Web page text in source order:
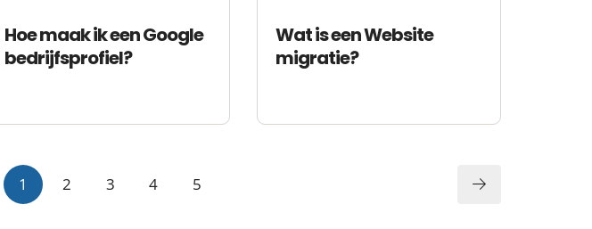
Hoe maak ik een Google
bedrijfsprofiel?
Wat is een Website
migratie?
1 2 3 4 5